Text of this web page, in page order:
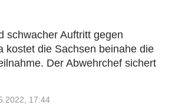
schwacher Auftritt gegen
kostet die Sachsen beinahe die
Der Abwehrchef sichert
17:44